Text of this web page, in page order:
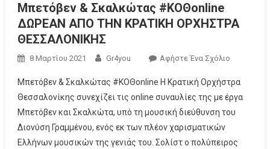
Μπετόβεν & Σκαλκώτας #ΚΟΘonline
ΔΩΡΕΑΝ ΑΠΟ ΤΗΝ ΚΡΑΤΙΚΗ ΟΡΧΗΣΤΡΑ
ΘΕΣΣΑΛΟΝΙΚΗΣ
8 Μαρτίου 2021 Gr4you Αφήστε Ένα Σχόλιο
Μπετόβεν & Σκαλκώτας #ΚΟΘonline Η Κρατική Ορχήστρα
Θεσσαλονίκης συνεχίζει τις online συναυλίες της με έργα
Μπετόβεν και Σκαλκώτα, υπό τη μουσική διεύθυνση του
Διονύση Γραμμένου, ενός εκ των πλέον χαρισματικών
Ελλήνων μουσικών της γενιάς του. Σολίστ ο πολύπειρος